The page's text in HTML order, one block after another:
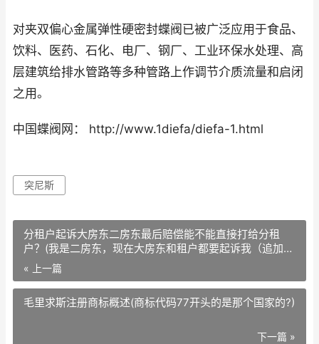
对夹双偏心金属弹性硬密封蝶阀已被广泛应用于食品、
饮料、医药、石化、电厂、钢厂、工业环保水处理、高
层建筑给排水管路等多种管路上作调节介质流量和启闭
之用。
中国蝶阀网： http://www.1diefa/diefa-1.html
突尼斯
分租户起诉大房东二房东最后赔偿能不能直接打给分租
户？(我是二房东，现在大房东和租户都要起诉我（追加
50分）)
« 上一篇
毛里求斯注册商标概述(商标代码77开头的是那个国家的?)
下一篇 »